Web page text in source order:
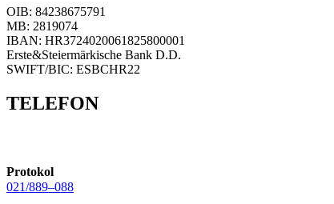
OIB: 84238675791
MB: 2819074
IBAN: HR3724020061825800001
Erste&Steiermärkische Bank D.D.
SWIFT/BIC: ESBCHR22
TELEFON
Protokol
021/889–088